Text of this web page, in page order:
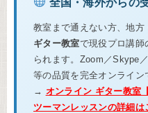
教室まで通えない方、地方
ギター教室で現役プロ講師
られます。Zoom／Skype
等の品質を完全オンライン
→ オンライン ギター教室
ツーマンレッスンの詳細は